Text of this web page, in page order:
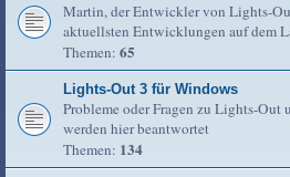
Martin, der Entwickler von Lights-
aktuellsten Entwicklungen auf dem
Themen: 65
Lights-Out 3 für Windows
Probleme oder Fragen zu Lights-
werden hier beantwortet
Themen: 134